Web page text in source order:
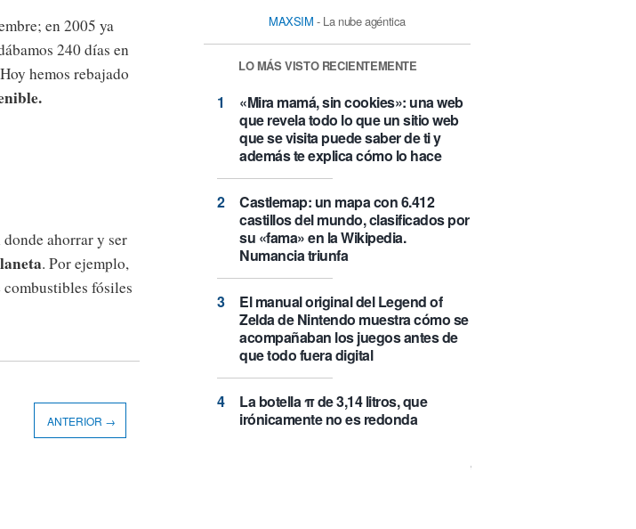
en 2005 ya
240 días en
hemos rebajado
ahorrar y ser
. Por ejemplo,
fósiles
MAXSIM - La nube agéntica
LO MÁS VISTO RECIENTEMENTE
«Mira mamá, sin cookies»: una web
que revela todo lo que un sitio web
que se visita puede saber de ti y
además te explica cómo lo hace
Castlemap: un mapa con 6.412
castillos del mundo, clasificados por
su «fama» en la Wikipedia.
Numancia triunfa
El manual original del Legend of
Zelda de Nintendo muestra cómo se
acompañaban los juegos antes de
que todo fuera digital
La botella π de 3,14 litros, que
irónicamente no es redonda
ANTERIOR →